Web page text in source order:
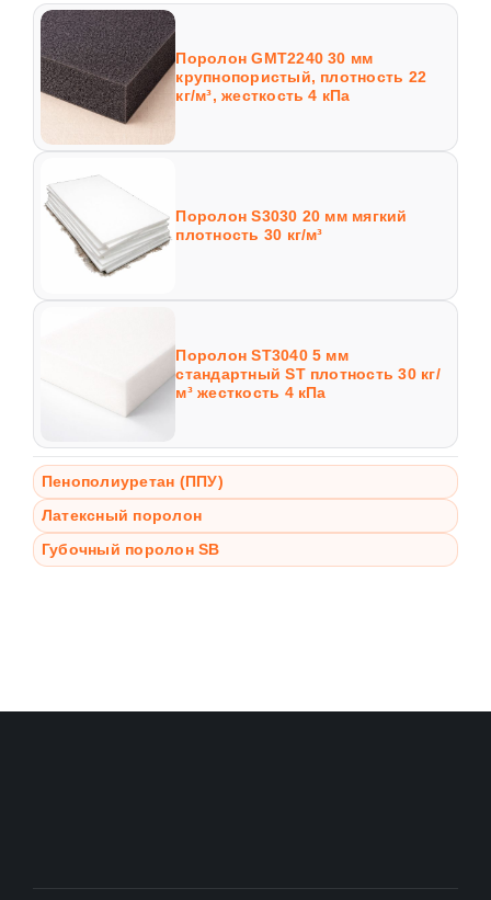
Поролон GMT2240 30 мм
крупнопористый, плотность 22
кг/м³, жесткость 4 кПа
Поролон S3030 20 мм мягкий
плотность 30 кг/м³
Поролон ST3040 5 мм
стандартный ST плотность 30 кг/
м³ жесткость 4 кПа
Пенополиуретан (ППУ)
Латексный поролон
Губочный поролон SB